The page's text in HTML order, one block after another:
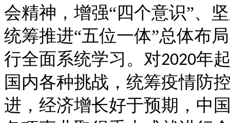
会精神，增强“四个意识”、
统筹推进“五位一体”总体布
行全面系统学习。对2020年
国内各种挑战，统筹疫情防
进，经济增长好于预期，中